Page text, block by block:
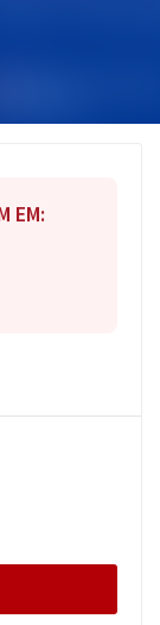
EM: